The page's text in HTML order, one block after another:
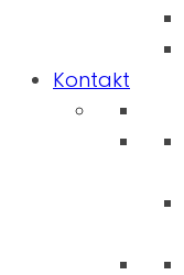
Kontakt